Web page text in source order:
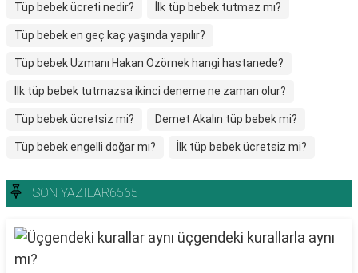
Tüp bebek ücreti nedir? İlk tüp bebek tutmaz mı?
Tüp bebek en geç kaç yaşında yapılır?
Tüp bebek Uzmanı Hakan Özörnek hangi hastanede?
İlk tüp bebek tutmazsa ikinci deneme ne zaman olur?
Tüp bebek ücretsiz mi? Demet Akalın tüp bebek mi?
Tüp bebek engelli doğar mı? İlk tüp bebek ücretsiz mi?
SON YAZILAR6565